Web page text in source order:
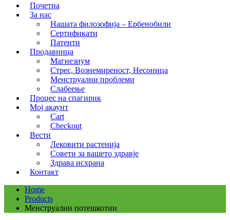
Почетна
За нас
Нашата филозофија – Ербенобили
Сертификати
Патенти
Продавница
Магнезиум
Стрес, Вознемиреност, Несоница
Менструални проблеми
Слабеење
Процес на спагирик
Мој акаунт
Cart
Checkout
Вести
Лековити растенија
Совети за вашето здравје
Здрава исхрана
Контакт
Home
Products
Менструални потешкотии